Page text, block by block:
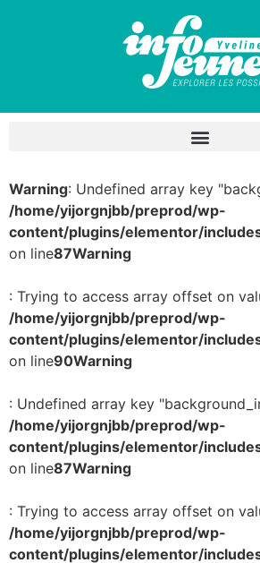
Warning: Undefined array key
/home/yijorgnjbb/preprod/wp-
content/plugins/elementor/
on line87Warning
: Trying to access array offset on
/home/yijorgnjbb/preprod/wp-
content/plugins/elementor/
on line90Warning
: Undefined array key
/home/yijorgnjbb/preprod/wp-
content/plugins/elementor/
on line87Warning
: Trying to access array offset on
/home/yijorgnjbb/preprod/wp-
content/plugins/elementor/